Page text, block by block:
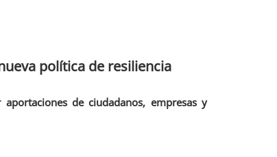
política de resiliencia
de ciudadanos, empresas y